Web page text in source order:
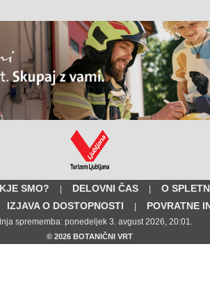
KJE SMO? | DELOVNI ČAS |
O
IZJAVA O DOSTOPNOSTI | POVRATNE
sprememba: ponedeljek 3. avgust 2026, 20:01.
© 2026 BOTANIČNI VRT